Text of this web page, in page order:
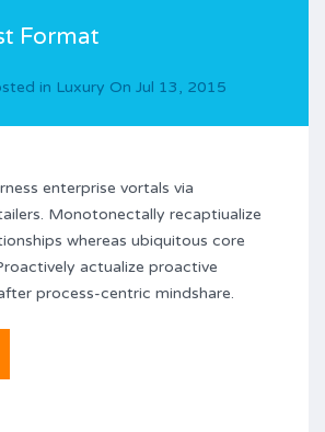
Format
in Luxury On Jul 13, 2015
enterprise vortals via
Monotonectally recaptiualize
whereas ubiquitous core
actualize proactive
process-centric mindshare.